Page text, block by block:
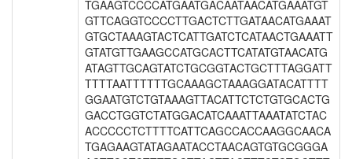
TGAAGTCCCCATGAATGACAATAACATGAAATGT
GTTCAGGTCCCCTTGACTCTTGATAACATGAAAT
GTGCTAAAGTACTCATTGATCTCATAACTGAAATT
GTATGTTGAAGCCATGCACTTCATATGTAACATG
ATAGTTGCAGTATCTGCGGTACTGCTTTAGGATT
TTTTAATTTTTTGCAAAGCTAAAGGATACATTTT
GGAATGTCTGTAAAGTTACATTCTCTGTGCACTG
GACCTGGTCTATGGACATCAAATTAAATATCTAC
ACCCCCTCTTTTCATTCAGCCACCAAGGCAACA
TGAGAAGTATAGAATACCTAACAGTGTGCGGGA